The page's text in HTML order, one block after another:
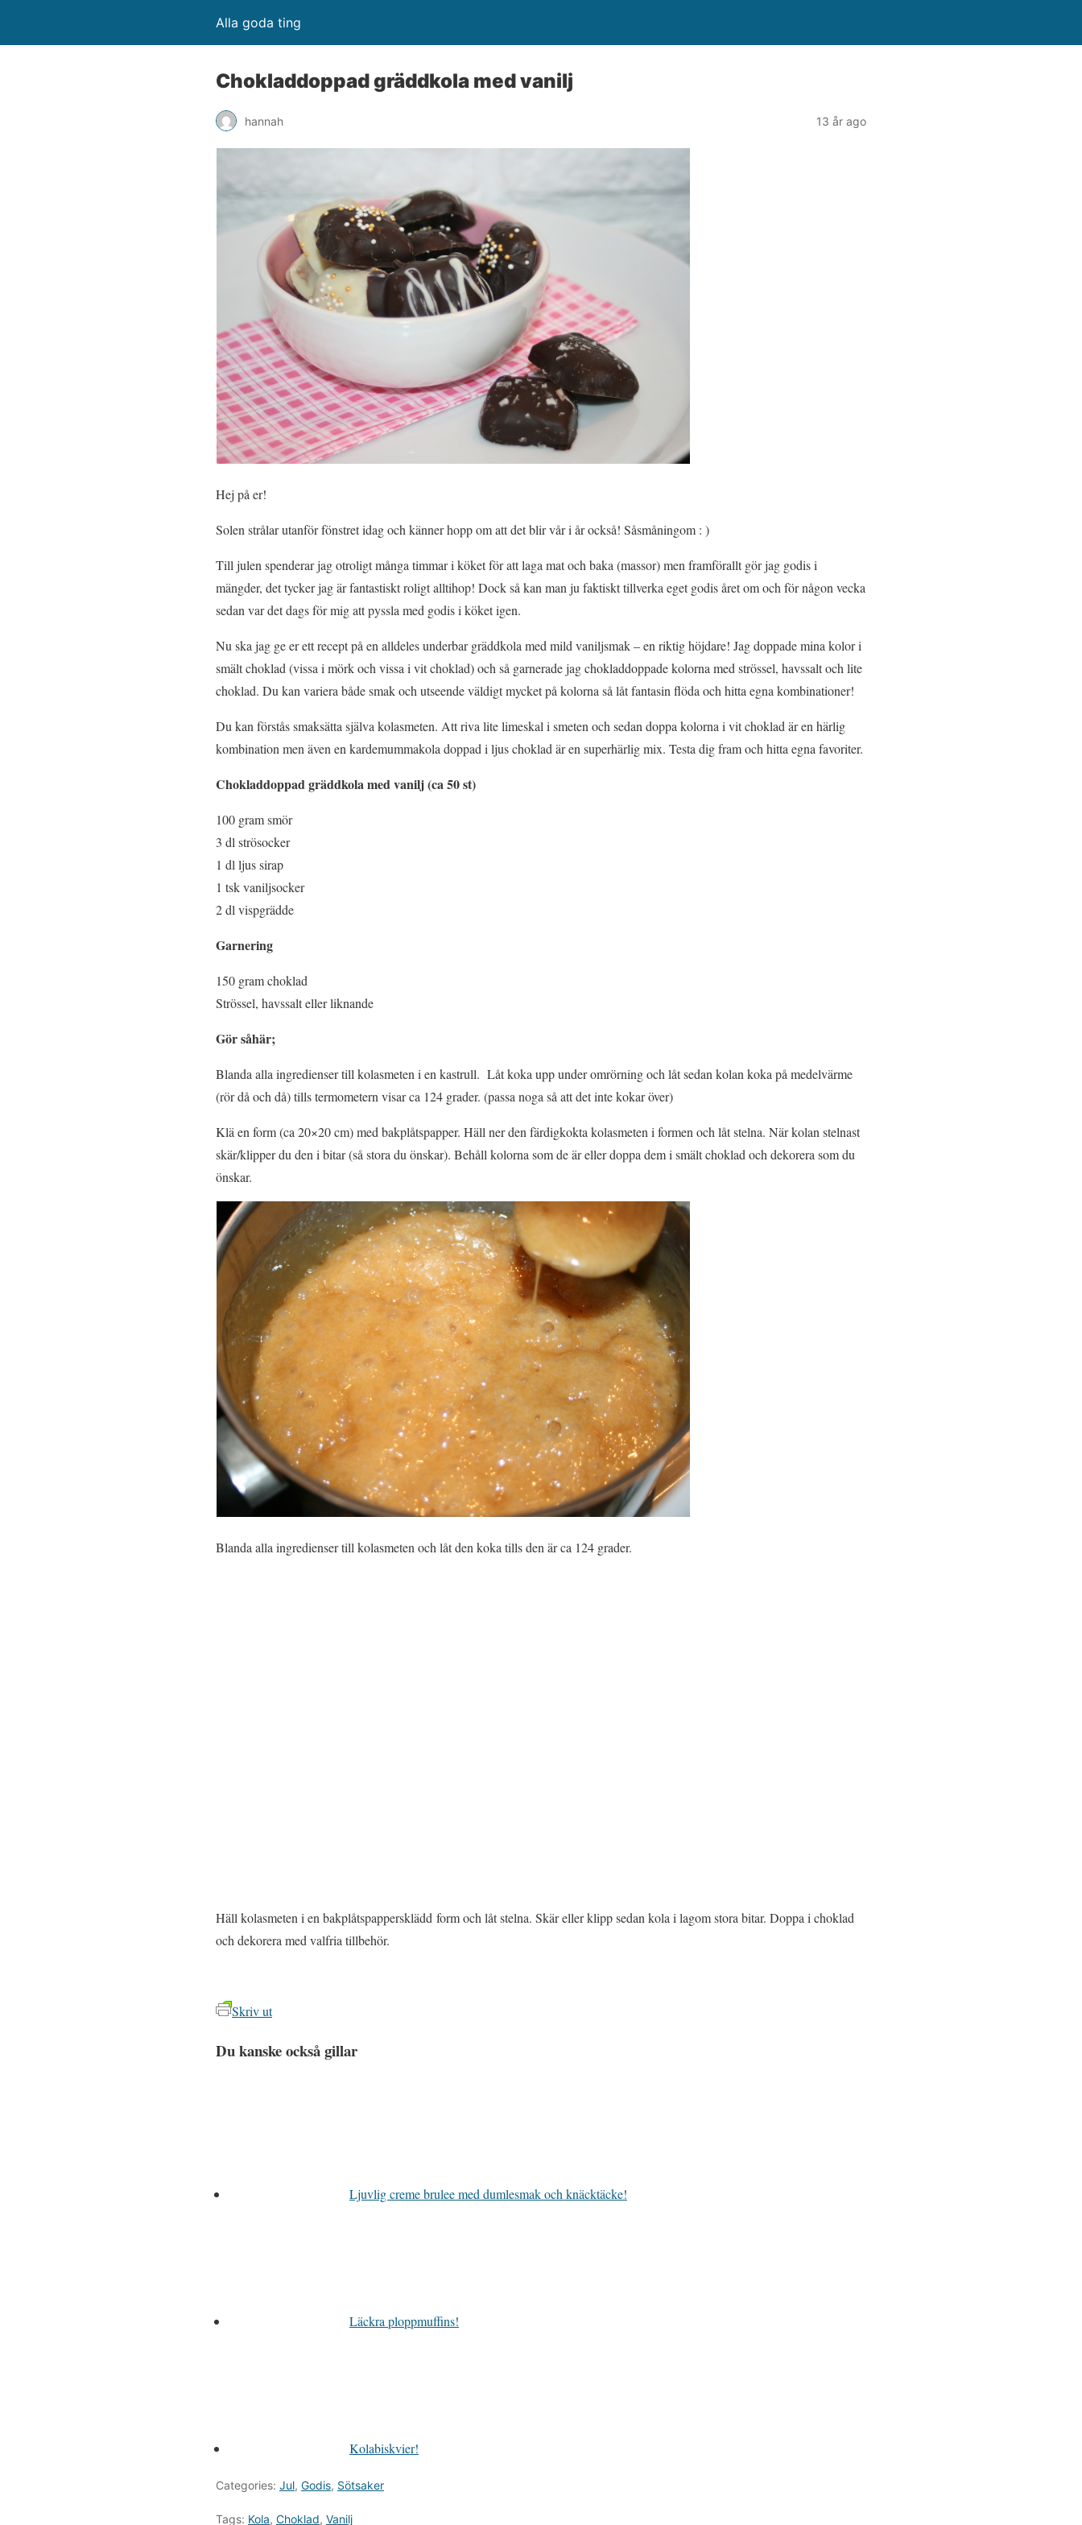
Alla goda ting
Chokladdoppad gräddkola med vanilj
hannah 13 år ago
Hej på er!
Solen strålar utanför fönstret idag och känner hopp om att det blir vår i år också! Såsmåningom : )
Till julen spenderar jag otroligt många timmar i köket för att laga mat och baka (massor) men framförallt gör jag godis i
mängder, det tycker jag är fantastiskt roligt alltihop! Dock så kan man ju faktiskt tillverka eget godis året om och för någon vecka
sedan var det dags för mig att pyssla med godis i köket igen.
Nu ska jag ge er ett recept på en alldeles underbar gräddkola med mild vaniljsmak – en riktig höjdare! Jag doppade mina kolor i
smält choklad (vissa i mörk och vissa i vit choklad) och så garnerade jag chokladdoppade kolorna med strössel, havssalt och lite
choklad. Du kan variera både smak och utseende väldigt mycket på kolorna så låt fantasin flöda och hitta egna kombinationer!
Du kan förstås smaksätta själva kolasmeten. Att riva lite limeskal i smeten och sedan doppa kolorna i vit choklad är en härlig
kombination men även en kardemummakola doppad i ljus choklad är en superhärlig mix. Testa dig fram och hitta egna favoriter.
Chokladdoppad gräddkola med vanilj (ca 50 st)
100 gram smör
3 dl strösocker
1 dl ljus sirap
1 tsk vaniljsocker
2 dl vispgrädde
Garnering
150 gram choklad
Strössel, havssalt eller liknande
Gör såhär;
Blanda alla ingredienser till kolasmeten i en kastrull. Låt koka upp under omrörning och låt sedan kolan koka på medelvärme
(rör då och då) tills termometern visar ca 124 grader. (passa noga så att det inte kokar över)
Klä en form (ca 20×20 cm) med bakplåtspapper. Häll ner den färdigkokta kolasmeten i formen och låt stelna. När kolan stelnast
skär/klipper du den i bitar (så stora du önskar). Behåll kolorna som de är eller doppa dem i smält choklad och dekorera som du
önskar.
Blanda alla ingredienser till kolasmeten och låt den koka tills den är ca 124 grader.
Häll kolasmeten i en bakplåtspappersklädd form och låt stelna. Skär eller klipp sedan kola i lagom stora bitar. Doppa i choklad
och dekorera med valfria tillbehör.
Skriv ut
Du kanske också gillar
Ljuvlig creme brulee med dumlesmak och knäcktäcke!
Läckra ploppmuffins!
Kolabiskvier!
Categories: Jul, Godis, Sötsaker
Tags: Kola, Choklad, Vanilj